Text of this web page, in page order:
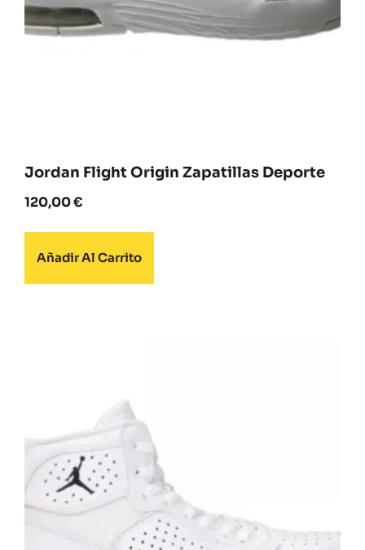
Jordan Flight Origin Zapatillas Deporte
120,00€
Añadir Al Carrito